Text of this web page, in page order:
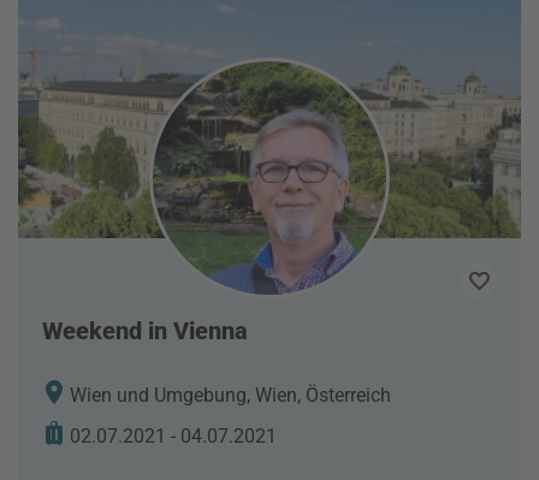
Weekend in Vienna
Wien und Umgebung, Wien, Österreich
02.07.2021 - 04.07.2021